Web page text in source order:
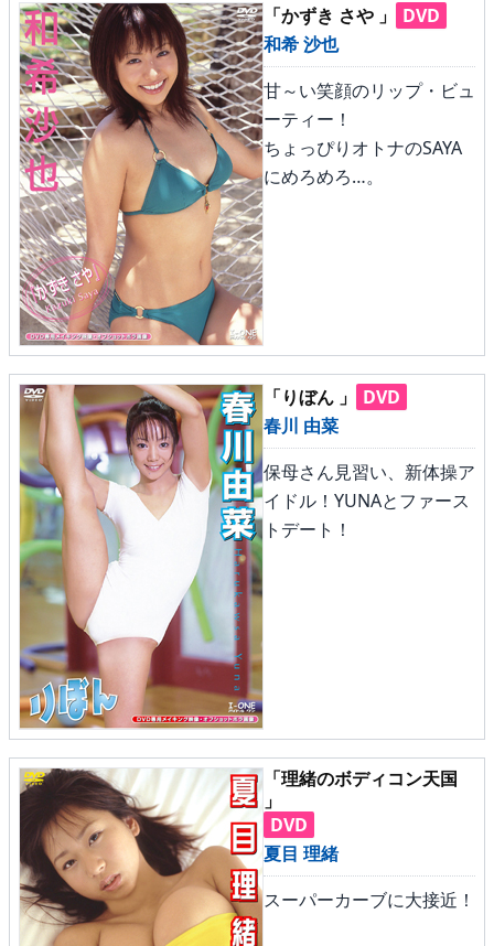
▶個人情報保護について
▶よくあるご質問
▶会社概要
▶お問い合わせフォーム
「かずき さや 」
DVD
和希 沙也
甘～い笑顔のリップ・ビュ
ーティー！
ちょっぴりオトナのSAYA
にめろめろ…。
「りぼん 」
DVD
春川 由菜
保母さん見習い、新体操ア
イドル！YUNAとファース
トデート！
「理緒のボディコン天国
」
DVD
夏目 理緒
スーパーカーブに大接近！